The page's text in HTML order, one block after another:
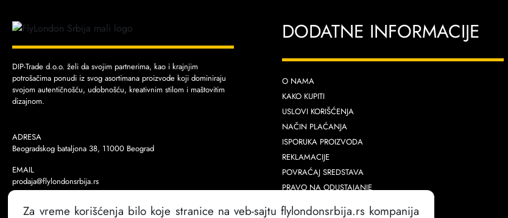
DIP-Trade d.o.o. želi da svojim partnerima, kao i krajnjim
potrošačima ponudi iz svog asortimana proizvode koji dominiraju
svojom autentičnošću, udobnošću, kreativnim stilom i maštovitim
dizajnom.
ADRESA
Beogradskog bataljona 38, 11000 Beograd
EMAIL
prodaja@flylondonsrbija.rs
DODATNE INFORMACIJE
O NAMA
KAKO KUPITI
USLOVI KORIŠĆENJA
NAČIN PLAĆANJA
ISPORUKA PROIZVODA
REKLAMACIJE
POVRAĆAJ SREDSTAVA
PRAVO NA ODUSTAJANJE
Za vreme korišćenja bilo koje stranice na veb-sajtu flylondonsrbija.rs kompanija